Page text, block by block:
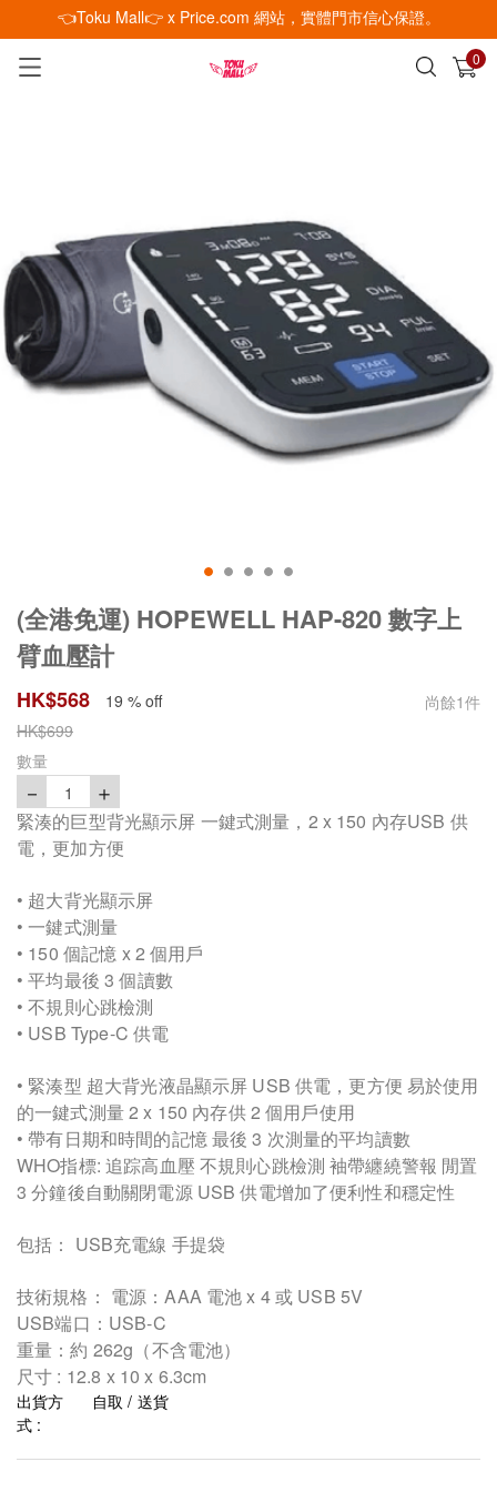
👈Toku Mall👉 x Price.com 網站，實體門市信心保證。
0
已加入購物車 查看
(全港免運) HOPEWELL HAP-820 數字上
臂血壓計
HK$568 19 % off 尚餘1件
HK$699
數量
－ 1 ＋
緊湊的巨型背光顯示屏 一鍵式測量，2 x 150 內存USB 供
電，更加方便
• 超大背光顯示屏
• 一鍵式測量
• 150 個記憶 x 2 個用戶
• 平均最後 3 個讀數
• 不規則心跳檢測
• USB Type-C 供電
• 緊湊型 超大背光液晶顯示屏 USB 供電，更方便 易於使用
的一鍵式測量 2 x 150 內存供 2 個用戶使用
• 帶有日期和時間的記憶 最後 3 次測量的平均讀數
WHO指標: 追踪高血壓 不規則心跳檢測 袖帶纏繞警報 閒置
3 分鐘後自動關閉電源 USB 供電增加了便利性和穩定性
包括： USB充電線 手提袋
技術規格： 電源：AAA 電池 x 4 或 USB 5V
USB端口：USB-C
重量：約 262g（不含電池）
尺寸 : 12.8 x 10 x 6.3cm
出貨方
式 :
自取 / 送貨